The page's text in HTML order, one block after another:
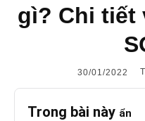
gì? Chi tiết
30/01/2022
Trong bài này ẩn